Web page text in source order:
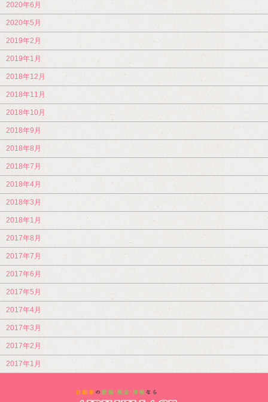
2020年6月
2020年5月
2019年2月
2019年1月
2018年12月
2018年11月
2018年10月
2018年9月
2018年8月
2018年7月
2018年4月
2018年3月
2018年1月
2017年8月
2017年7月
2017年6月
2017年5月
2017年4月
2017年3月
2017年2月
2017年1月